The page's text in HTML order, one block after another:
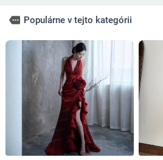
more Populárne v tejto kategórii